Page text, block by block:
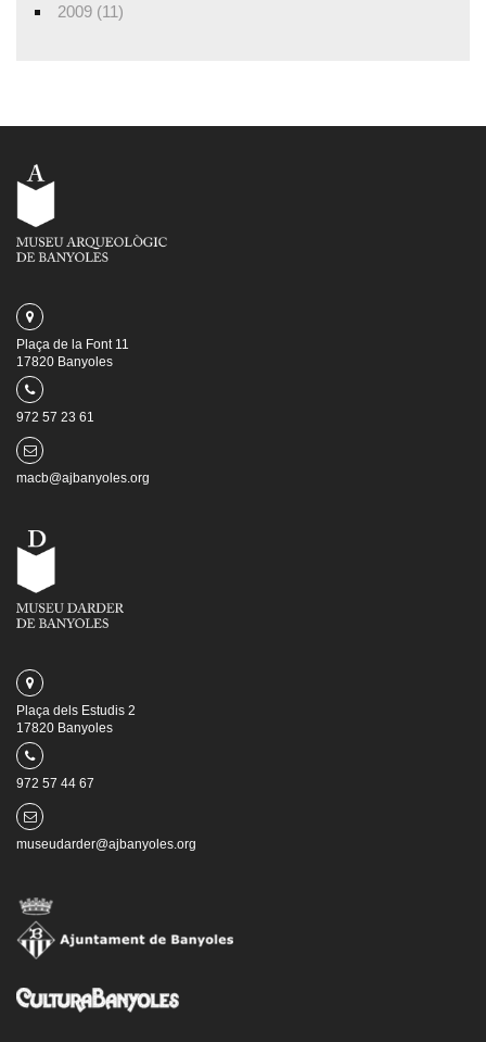
2009 (11)
Plaça de la Font 11
17820 Banyoles
972 57 23 61
macb@ajbanyoles.org
Plaça dels Estudis 2
17820 Banyoles
972 57 44 67
museudarder@ajbanyoles.org